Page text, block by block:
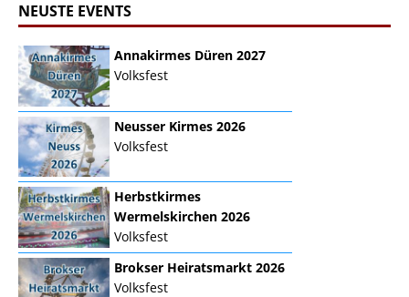
NEUSTE EVENTS
Annakirmes Düren 2027
Volksfest
Neusser Kirmes 2026
Volksfest
Herbstkirmes
Wermelskirchen 2026
Volksfest
Brokser Heiratsmarkt 2026
Volksfest